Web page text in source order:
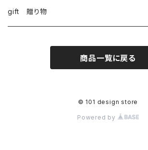
gift 贈り物
商品一覧に戻る
© 101 design store
Powered by